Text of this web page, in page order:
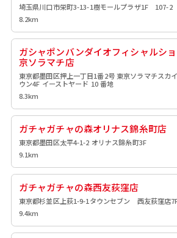
埼玉県川口市栄町3-13-1樹モールプラザ1F 107-2
8.2km
ガシャポンバンダイオフィシャルシ
京ソラマチ店
東京都墨田区押上一丁目1番2号 東京ソラマチスカ
ウン4F イーストヤード 10 番地
8.3km
ガチャガチャの森オリナス錦糸町店
東京都墨田区太平4-1-2 オリナス錦糸町3F
9.1km
ガチャガチャの森西友荻窪店
東京都杉並区上荻1-9-1タウンセブン 西友荻窪店
9.4km